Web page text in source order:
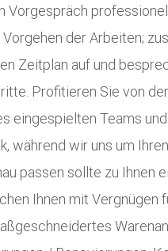
Vorgespräch
der Arbeiten;
Zeitplan auf und
Profitieren Sie von der
eingespielten Teams
während wir uns um
passen sollte zu Ihnen
Ihnen mit Vergnügen